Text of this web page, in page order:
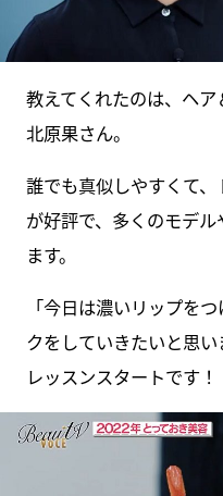
教えてくれたのは、ヘ
北原果さん。
誰でも真似しやすくて
が好評で、多くのモデ
ます。
「今日は濃いリップを
クをしていきたいと思
レッスンスタートです！